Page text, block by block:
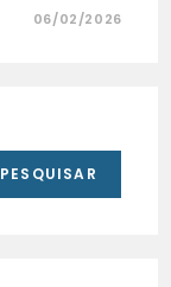
06/02/2026
PESQUISAR